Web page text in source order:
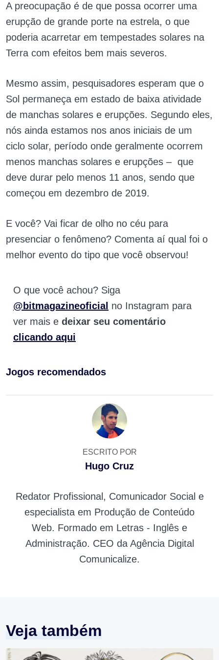
A preocupação é de que possa ocorrer uma
erupção de grande porte na estrela, o que
poderia acarretar em tempestades solares na
Terra com efeitos bem mais severos.
Mesmo assim, pesquisadores esperam que o
Sol permaneça em estado de baixa atividade
de manchas solares e erupções. Segundo eles,
nós ainda estamos nos anos iniciais de um
ciclo solar, período onde geralmente ocorrem
menos manchas solares e erupções – que
deve durar pelo menos 11 anos, sendo que
começou em dezembro de 2019.
E você? Vai ficar de olho no céu para
presenciar o fenômeno? Comenta aí qual foi o
melhor evento do tipo que você observou!
O que você achou? Siga
@bitmagazineoficial no Instagram para
ver mais e deixar seu comentário
clicando aqui
Jogos recomendados
ESCRITO POR
Hugo Cruz
Redator Profissional, Comunicador Social e
especialista em Produção de Conteúdo
Web. Formado em Letras - Inglês e
Administração. CEO da Agência Digital
Comunicalize.
Veja também